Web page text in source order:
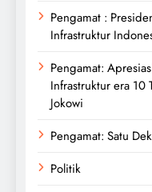
Pengamat :
Infrastruktur
Pengamat:
Infrastruktur era 10
Jokowi
Pengamat: Satu
Politik